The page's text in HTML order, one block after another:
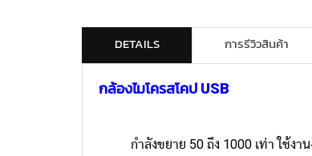
DETAILS การรีวิวสินค้า
กล้องไมโครสโคป USB
กำลังขยาย 50 ถึง 1000 เท่า ใช้ง